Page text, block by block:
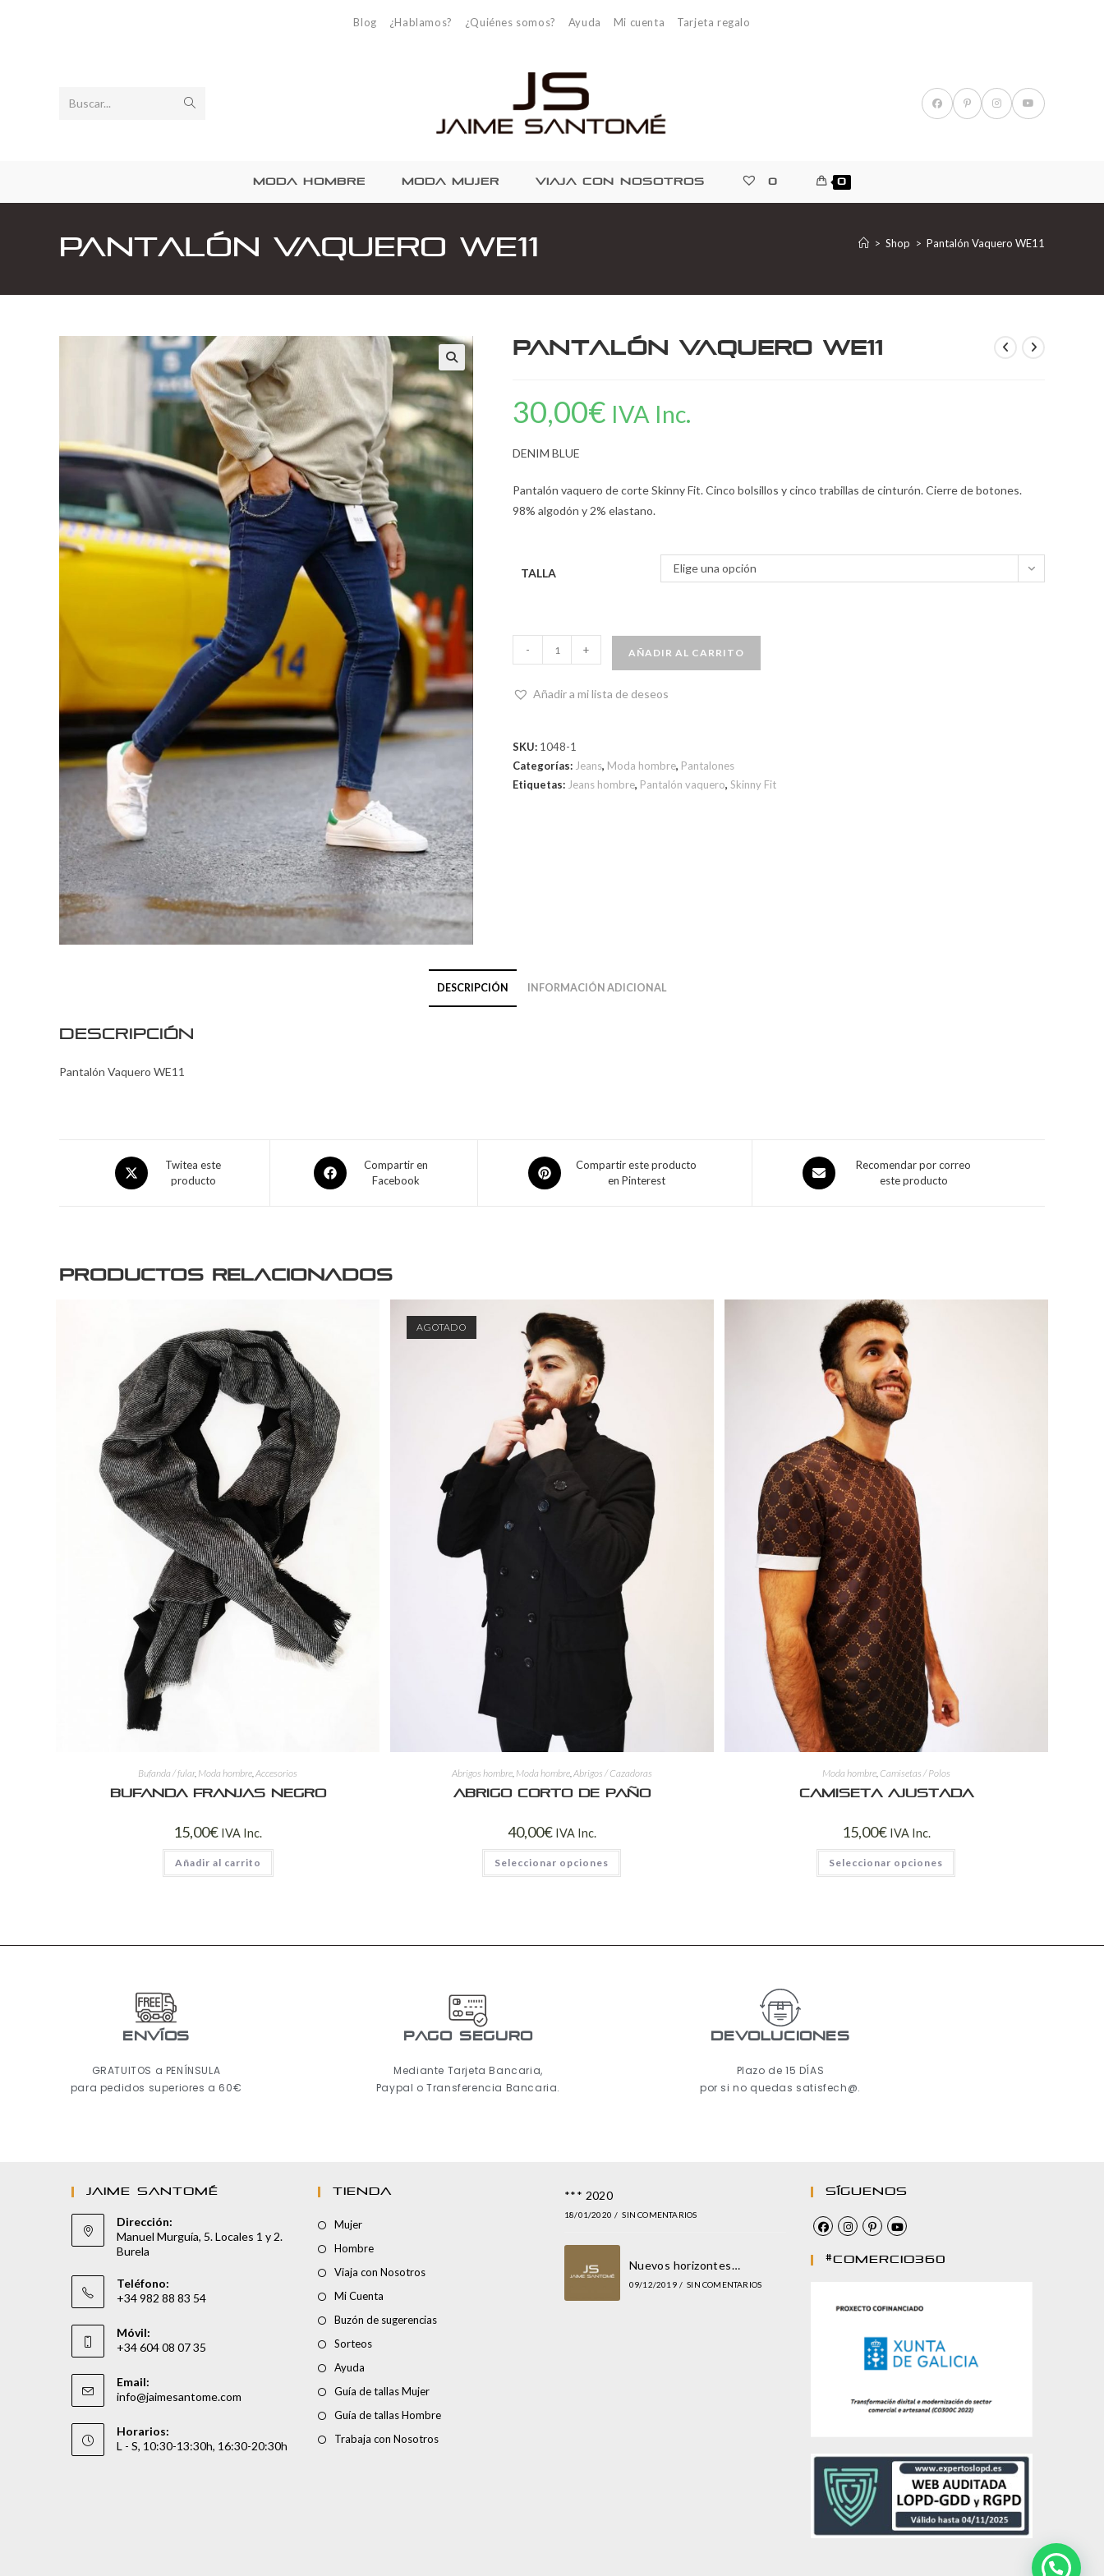
Blog ¿Hablamos? ¿Quiénes somos? Ayuda Mi cuenta Tarjeta regalo
Buscar...
MODA HOMBRE MODA MUJER VIAJA CON NOSOTROS 0 0
Pantalón Vaquero WE11 > Shop > Pantalón Vaquero WE11
Pantalón Vaquero WE11
30,00€ IVA Inc.
DENIM BLUE
Pantalón vaquero de corte Skinny Fit. Cinco bolsillos y cinco trabillas de cinturón. Cierre de botones.
98% algodón y 2% elastano.
TALLA Elige una opción
- + AÑADIR AL CARRITO
Añadir a mi lista de deseos
SKU: 1048-1
Categorías: Jeans, Moda hombre, Pantalones
Etiquetas: Jeans hombre, Pantalón vaquero, Skinny Fit
DESCRIPCIÓN INFORMACIÓN ADICIONAL
Descripción
Pantalón Vaquero WE11
Twitea este
producto
Compartir en
Facebook
Compartir este producto
en Pinterest
Recomendar por correo
este producto
Productos relacionados
Bufanda / fular, Moda hombre,Accesorios
Bufanda franjas negro
15,00€ IVA Inc.
Añadir al carrito
AGOTADO
Abrigos hombre, Moda hombre,Abrigos / Cazadoras
Abrigo corto de paño
40,00€ IVA Inc.
Seleccionar opciones
Moda hombre, Camisetas / Polos
Camiseta ajustada
15,00€ IVA Inc.
Seleccionar opciones
ENVÍOS
GRATUITOS a PENÍNSULA
para pedidos superiores a 60€
pago seguro
Mediante Tarjeta Bancaria,
Paypal o Transferencia Bancaria.
Devoluciones
Plazo de 15 DÍAS
por si no quedas satisfech@.
JAIME SANTOMÉ
Dirección:
Manuel Murguía, 5. Locales 1 y 2.
Burela
Teléfono:
+34 982 88 83 54
Móvil:
+34 604 08 07 35
Email:
info@jaimesantome.com
Horarios:
L - S, 10:30-13:30h, 16:30-20:30h
TIENDA
Mujer
Hombre
Viaja con Nosotros
Mi Cuenta
Buzón de sugerencias
Sorteos
Ayuda
Guía de tallas Mujer
Guía de tallas Hombre
Trabaja con Nosotros
*** 2020
18/01/2020 / SIN COMENTARIOS
Nuevos horizontes…
09/12/2019 / SIN COMENTARIOS
Síguenos
#comercio360